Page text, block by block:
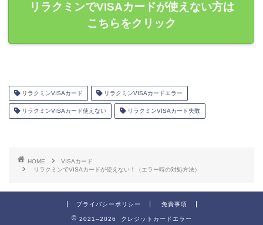
リラクミンでVISAカードが使えない方は
こちらをクリック
リラクミンVISAカード リラクミンVISAカードエラー
リラクミンVISAカード使えない リラクミンVISAカード失敗
HOME
VISAカード
リラクミンでVISAカードが使えない！（エラー時の対処方法）
プライバシーポリシー 免責事項
2021–2026 クレジットカードエラー